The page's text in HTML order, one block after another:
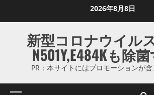
ス
2026年8月8日
新型コロナウイル
N501Y,E484Kも除
PR：本サイトにはプロモーションが